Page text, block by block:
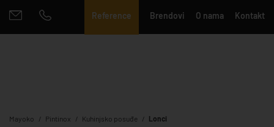
Reference Brendovi O nama Kontakt
Mayoko Pintinox Kuhinjsko posuđe Lonci